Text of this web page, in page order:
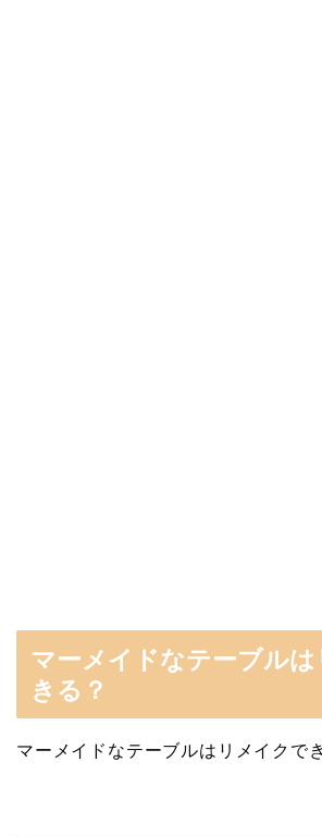
マーメイドなテーブル
きる？
マーメイドなテーブルはリメイクで